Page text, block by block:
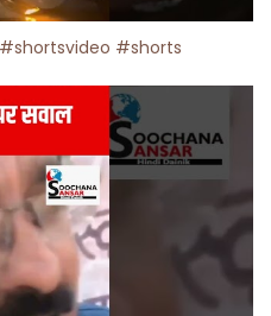
#shorts